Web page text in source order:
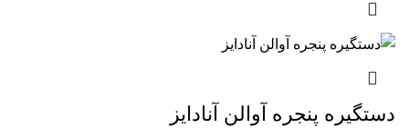
دستگیره پنجره آوالن آنادایز